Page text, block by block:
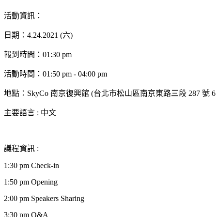
活動資訊：
日期：4.24.2021 (六)
報到時間：01:30 pm
活動時間：01:50 pm - 04:00 pm
地點：SkyCo 南京復興館 (台北市松山區南京東路三段 287 號 6
主要語言 : 中文
議程資訊 :
1:30 pm Check-in
1:50 pm Opening
2:00 pm Speakers Sharing
3:30 pm Q&A